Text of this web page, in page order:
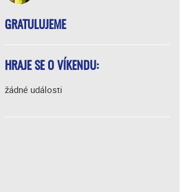
GRATULUJEME
HRAJE SE O VÍKENDU:
žádné události